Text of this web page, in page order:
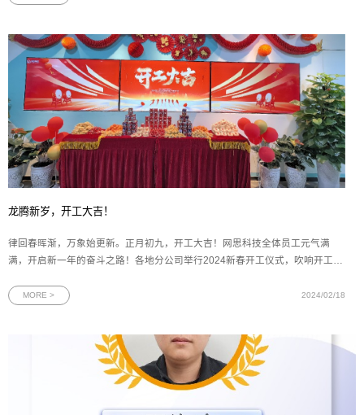
龙腾新岁，开工大吉！
律回春晖渐，万象始更新。正月初九，开工大吉！网思科技全体员工元气满
满，开启新一年的奋斗之路！各地分公司举行2024新春开工仪式，吹响开工
前，化繁为简解疑难。崭新征程自今始，勇往直前不畏艰。2024，我们同舟共
MORE > 2024/02/18